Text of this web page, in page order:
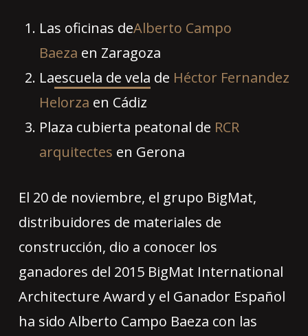
Las oficinas deAlberto Campo
Baeza en Zaragoza
Laescuela de vela de Héctor Fernandez
Helorza en Cádiz
Plaza cubierta peatonal de RCR
arquitectes en Gerona
El 20 de noviembre, el grupo BigMat,
distribuidores de materiales de
construcción, dio a conocer los
ganadores del 2015 BigMat International
Architecture Award y el Ganador Español
ha sido Alberto Campo Baeza con las